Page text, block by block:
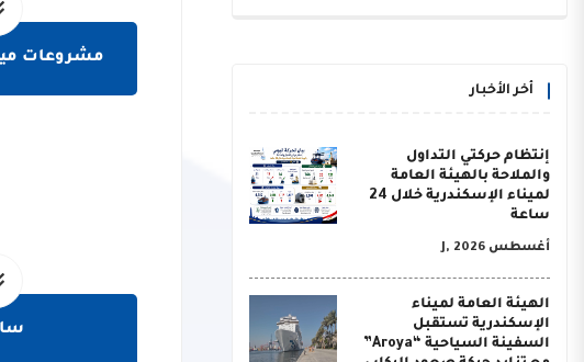
أخر الأخبار
إنتظام حركتي التداول
والملاحة بالهيئة العامة
لميناء الإسكندرية خلال 24
ساعة
أغسطس J, 2026
الهيئة العامة لميناء
الإسكندرية تستقبل
السفينة السياحية “Aroya”
مشروعات